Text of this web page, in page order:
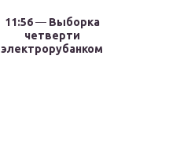
11:56— Выборка
четверти
электрорубанком